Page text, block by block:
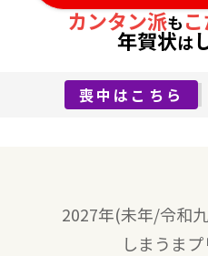
カンタン派も
年賀状は
喪中はこちら
2027年(未年/令和
しまうまプ